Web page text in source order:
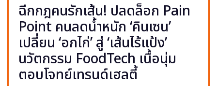
ฉีกกฎคนรักเส้น! ปลดล็อก Pain
Point คนลดน้ำหนัก ‘คินเซน’
เปลี่ยน ‘อกไก่’ สู่ ‘เส้นไร้แป้ง’
นวัตกรรม FoodTech เนื้อนุ่ม
ตอบโจทย์เทรนด์เฮลตี้